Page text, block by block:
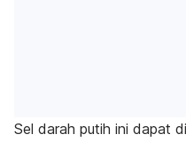
Sel darah putih ini dapat